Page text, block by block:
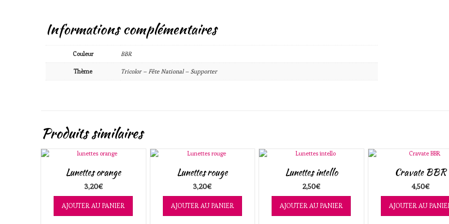
Informations complémentaires
Couleur BBR
Thème Tricolor – Fête National – Supporter
Produits similaires
Lunettes orange
3,20€
AJOUTER AU PANIER
Lunettes rouge
3,20€
AJOUTER AU PANIER
Lunettes intello
2,50€
AJOUTER AU PANIER
Cravate BBR
4,50€
AJOUTER AU